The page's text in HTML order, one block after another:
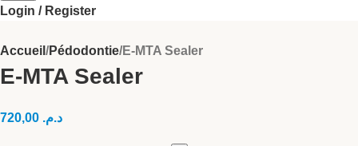
Login / Register
Accueil Pédodontie E-MTA Sealer
E-MTA Sealer
د.م.